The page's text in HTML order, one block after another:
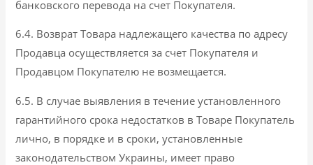
банковского перевода на счет Покупателя.
6.4. Возврат Товара надлежащего качества по адресу
Продавца осуществляется за счет Покупателя и
Продавцом Покупателю не возмещается.
6.5. В случае выявления в течение установленного
гарантийного срока недостатков в Товаре Покупатель
лично, в порядке и в сроки, установленные
законодательством Украины, имеет право